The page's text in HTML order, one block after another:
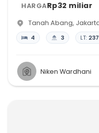
HARGARp32 miliar
Tanah Abang,
4 3 LT:
Niken Wardhani